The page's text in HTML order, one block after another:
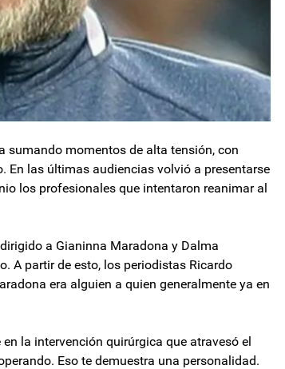
sumando momentos de alta tensión, con
En las últimas audiencias volvió a presentarse
los profesionales que intentaron reanimar al
a Gianinna Maradona y Dalma
A partir de esto, los periodistas Ricardo
era alguien a quien generalmente ya en
la intervención quirúrgica que atravesó el
Eso te demuestra una personalidad.